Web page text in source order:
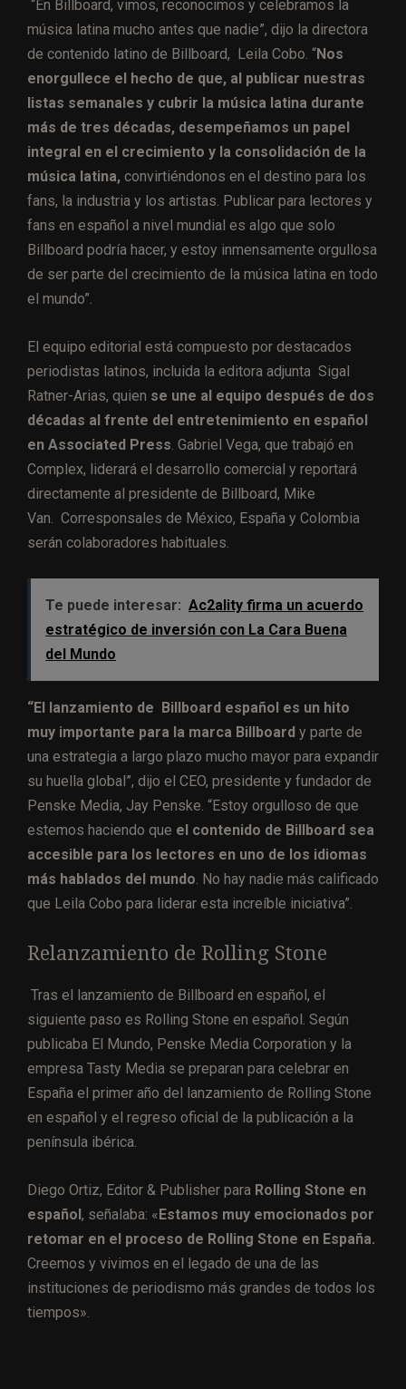
“En Billboard, vimos, reconocimos y celebramos la
música latina mucho antes que nadie”, dijo la directora
de contenido latino de Billboard, Leila Cobo. “Nos
enorgullece el hecho de que, al publicar nuestras
listas semanales y cubrir la música latina durante
más de tres décadas, desempeñamos un papel
integral en el crecimiento y la consolidación de la
música latina, convirtiéndonos en el destino para los
fans, la industria y los artistas. Publicar para lectores y
fans en español a nivel mundial es algo que solo
Billboard podría hacer, y estoy inmensamente orgullosa
de ser parte del crecimiento de la música latina en todo
el mundo”.
El equipo editorial está compuesto por destacados
periodistas latinos, incluida la editora adjunta Sigal
Ratner-Arias, quien se une al equipo después de dos
décadas al frente del entretenimiento en español
en Associated Press. Gabriel Vega, que trabajó en
Complex, liderará el desarrollo comercial y reportará
directamente al presidente de Billboard, Mike
Van. Corresponsales de México, España y Colombia
serán colaboradores habituales.
Te puede interesar: Ac2ality firma un acuerdo
estratégico de inversión con La Cara Buena
del Mundo
“El lanzamiento de Billboard español es un hito
muy importante para la marca Billboard y parte de
una estrategia a largo plazo mucho mayor para expandir
su huella global”, dijo el CEO, presidente y fundador de
Penske Media, Jay Penske. “Estoy orgulloso de que
estemos haciendo que el contenido de Billboard sea
accesible para los lectores en uno de los idiomas
más hablados del mundo. No hay nadie más calificado
que Leila Cobo para liderar esta increíble iniciativa”.
Relanzamiento de Rolling Stone
Tras el lanzamiento de Billboard en español, el
siguiente paso es Rolling Stone en español. Según
publicaba El Mundo, Penske Media Corporation y la
empresa Tasty Media se preparan para celebrar en
España el primer año del lanzamiento de Rolling Stone
en español y el regreso oficial de la publicación a la
península ibérica.
Diego Ortiz, Editor & Publisher para Rolling Stone en
español , señalaba: « Estamos muy emocionados por
retomar en el proceso de Rolling Stone en España.
Creemos y vivimos en el legado de una de las
instituciones de periodismo más grandes de todos los
tiempos».